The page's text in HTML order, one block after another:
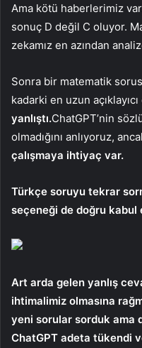
Ama kötü haberlerimiz
sonuç D değil C oluyor.
zekamız en azından
Sonra bir matematik
kadarki en uzun
yanlıştı.ChatGPT’nin
olmadığını anlıyoruz,
çalışmaya ihtiyaç var.
Türkçe soruyu tekrar
seçeneği de doğru kabul
Art arda gelen yanlış
ihtimalimiz olmasına
yeni sorular sorduk ama
ChatGPT adeta tükendi